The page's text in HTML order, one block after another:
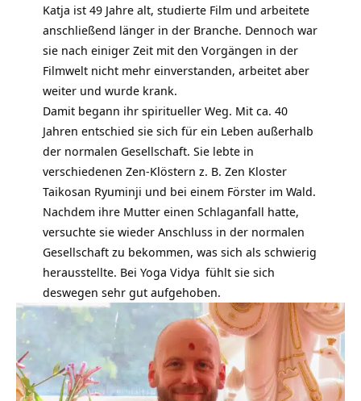
Katja ist 49 Jahre alt, studierte Film und arbeitete
anschließend länger in der Branche. Dennoch war
sie nach einiger Zeit mit den Vorgängen in der
Filmwelt nicht mehr einverstanden, arbeitet aber
weiter und wurde krank.
Damit begann ihr spiritueller Weg. Mit ca. 40
Jahren entschied sie sich für ein Leben außerhalb
der normalen Gesellschaft. Sie lebte in
verschiedenen Zen-Klöstern z. B. Zen Kloster
Taikosan Ryuminji und bei einem Förster im Wald.
Nachdem ihre Mutter einen Schlaganfall hatte,
versuchte sie wieder Anschluss in der normalen
Gesellschaft zu bekommen, was sich als schwierig
herausstellte. Bei Yoga Vidya fühlt sie sich
deswegen sehr gut aufgehoben.